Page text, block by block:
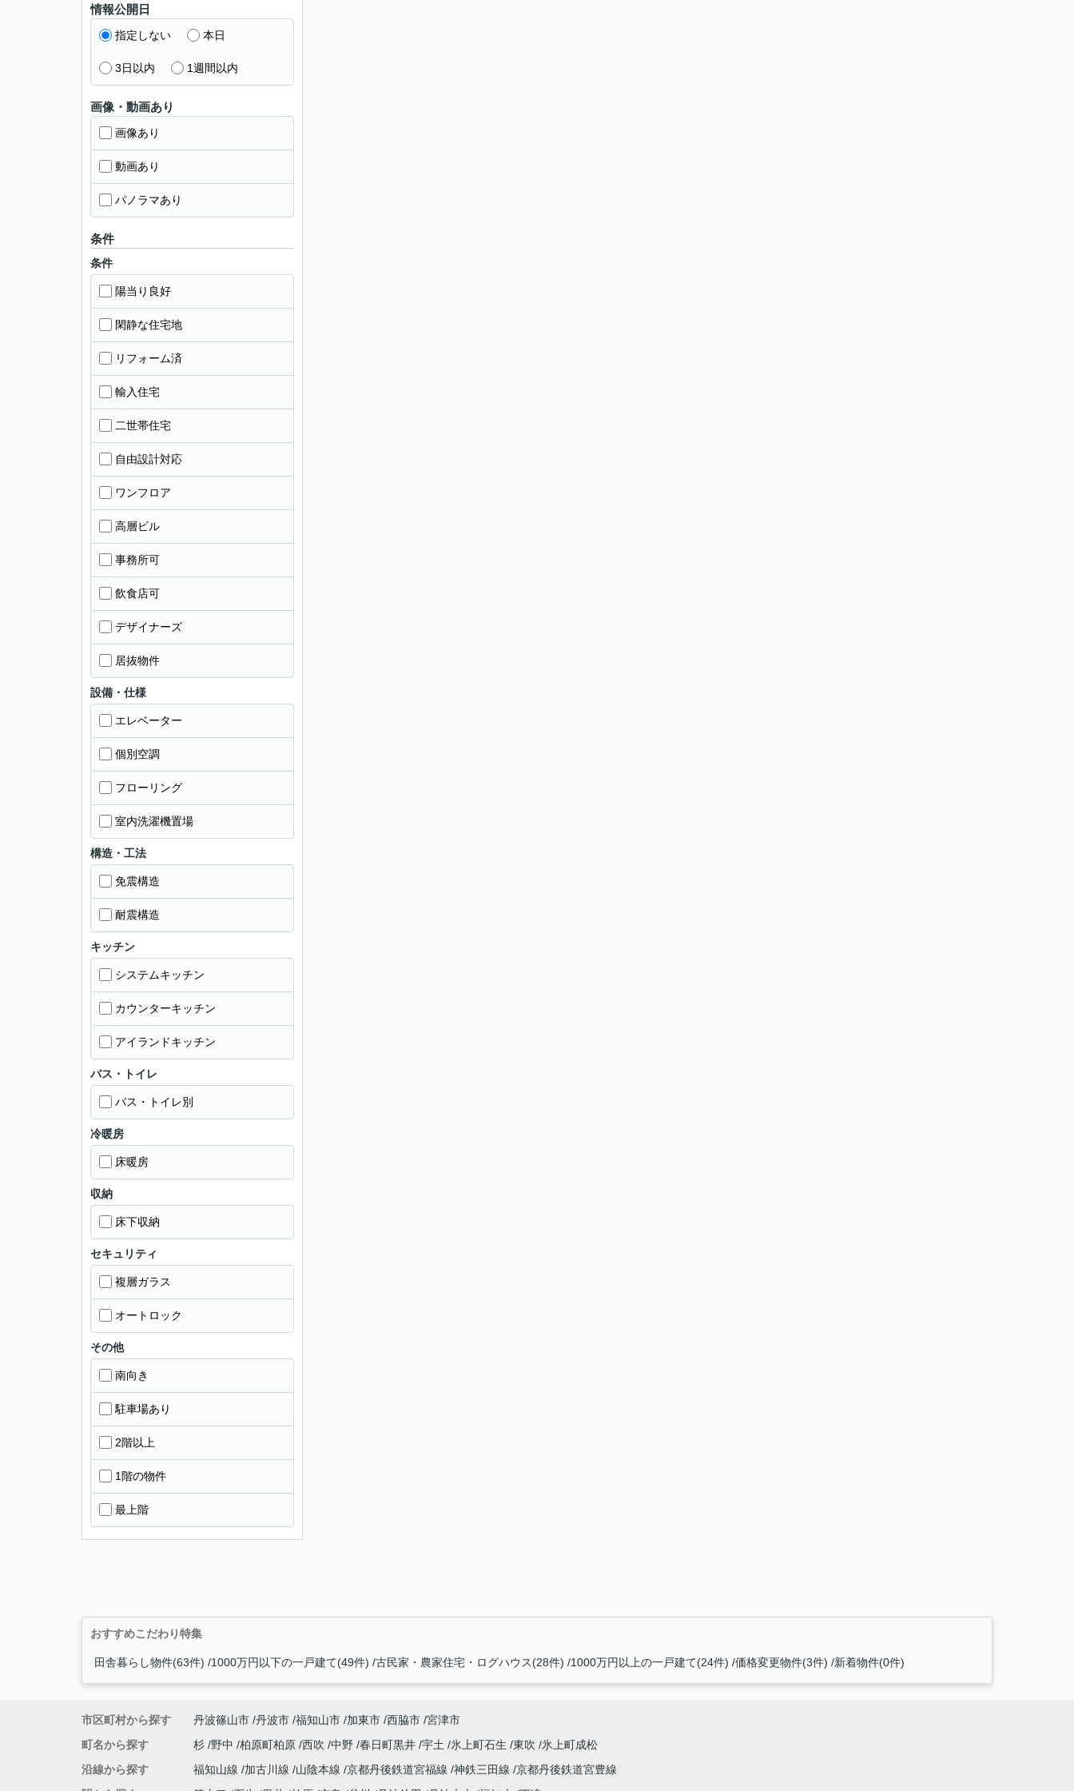
情報公開日
指定しない 本日
3日以内 1週間以内
画像・動画あり
画像あり
動画あり
パノラマあり
条件
条件
陽当り良好
閑静な住宅地
リフォーム済
輸入住宅
二世帯住宅
自由設計対応
ワンフロア
高層ビル
事務所可
飲食店可
デザイナーズ
居抜物件
設備・仕様
エレベーター
個別空調
フローリング
室内洗濯機置場
構造・工法
免震構造
耐震構造
キッチン
システムキッチン
カウンターキッチン
アイランドキッチン
バス・トイレ
バス・トイレ別
冷暖房
床暖房
収納
床下収納
セキュリティ
複層ガラス
オートロック
その他
南向き
駐車場あり
2階以上
1階の物件
最上階
おすすめこだわり特集
田舎暮らし物件(63件) 1000万円以下の一戸建て(49件) 古民家・農家住宅・ログハウス(28件) 1000万円以上の一戸建て(24件) 価格変更物件(3件) 新着物件(0件)
市区町村から探す 丹波篠山市 丹波市 福知山市 加東市 西脇市 宮津市
町名から探す
杉 野中 柏原町柏原 西吹 中野 春日町黒井 宇土 氷上町石生 東吹
氷上町成松
沿線から探す
福知山線 加古川線 山陰本線 京都丹後鉄道宮福線 神鉄三田線 京都丹後鉄道宮豊線